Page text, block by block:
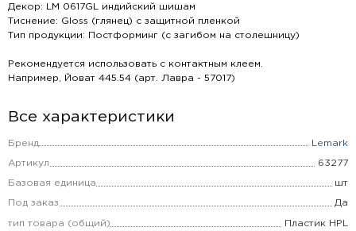
Декор: LM 0617GL индийский шишам
Тиснение: Gloss (глянец) c защитной пленкой
Тип продукции: Постформинг (с загибом на столешницу)
Рекомендуется использовать с контактным клеем.
Например, Йоват 445.54 (арт. Лавра - 57017)
Все характеристики
Бренд Lemark
Артикул 63277
Базовая единица шт
Под заказ Да
тип товара (общий) Пластик HPL